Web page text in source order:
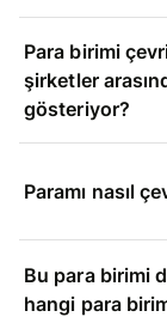
Para birimi
şirketler
gösteriyor?
Paramı nasıl
Bu para birimi
hangi para